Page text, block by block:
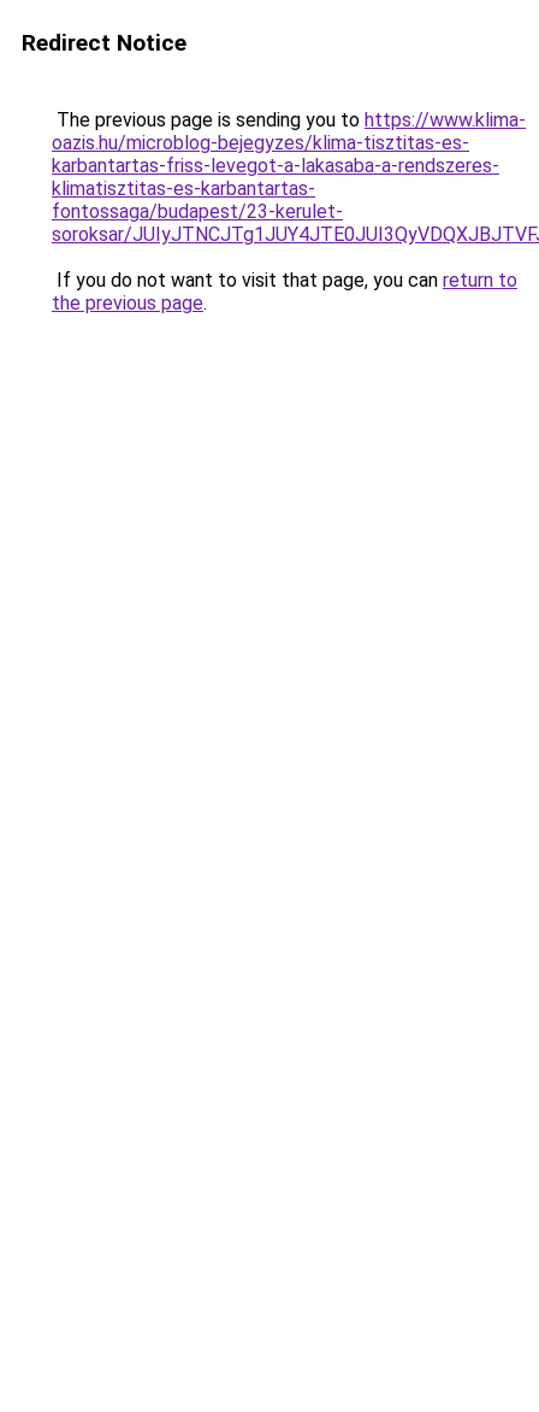
Redirect Notice
The previous page is sending you to https://www.klima-
oazis.hu/microblog-bejegyzes/klima-tisztitas-es-
karbantartas-friss-levegot-a-lakasaba-a-rendszeres-
klimatisztitas-es-karbantartas-
fontossaga/budapest/23-kerulet-
soroksar/
If you do not want to visit that page, you can return to
the previous page.